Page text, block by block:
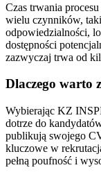
Czas trwania
wielu czynników,
odpowiedzialności,
dostępności
zazwyczaj trwa od
Dlaczego warto
Wybierając KZ
dotrze do
publikują swojego
kluczowe w
pełną poufność i